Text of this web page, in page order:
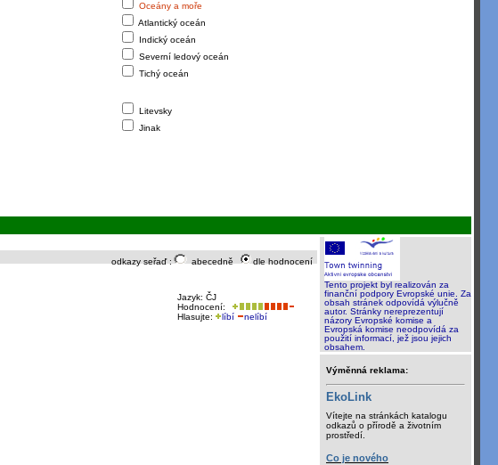
Oceány a moře
Atlantický oceán
Indický oceán
Severní ledový oceán
Tichý oceán
Litevsky
Jinak
odkazy seřaď : abecedně dle hodnocení
Jazyk: ČJ
Hodnocení:
Hlasujte:
líbí nelíbí
Tento projekt byl realizován za
finanční podpory Evropské unie. Za
obsah stránek odpovídá výlučně
autor. Stránky nereprezentují
názory Evropské komise a
Evropská komise neodpovídá za
použití informací, jež jsou jejich
obsahem.
Výměnná reklama:
EkoLink
Vítejte na stránkách katalogu
odkazů o přírodě a životním
prostředí.
Co je nového